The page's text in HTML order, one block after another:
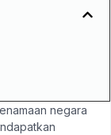
negara